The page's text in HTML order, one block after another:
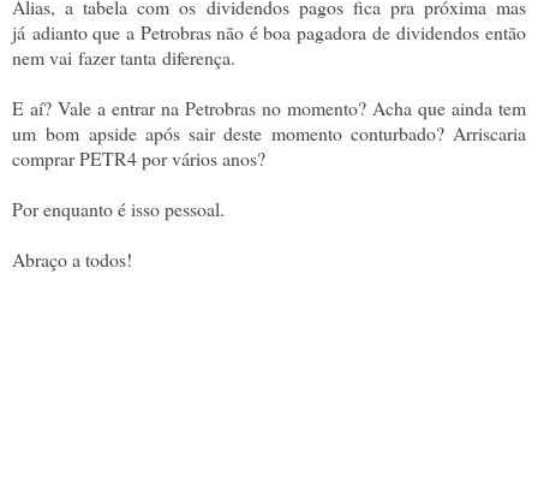
Alias, a tabela com os dividendos pagos fica pra próxima mas
já adianto que a Petrobras não é boa pagadora de dividendos então
nem vai fazer tanta diferença.
E aí? Vale a entrar na Petrobras no momento? Acha que ainda tem
um bom apside após sair deste momento conturbado? Arriscaria
comprar PETR4 por vários anos?
Por enquanto é isso pessoal.
Abraço a todos!